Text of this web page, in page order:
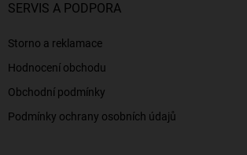
SERVIS A PODPORA
Storno a reklamace
Hodnocení obchodu
Obchodní podmínky
Podmínky ochrany osobních údajů